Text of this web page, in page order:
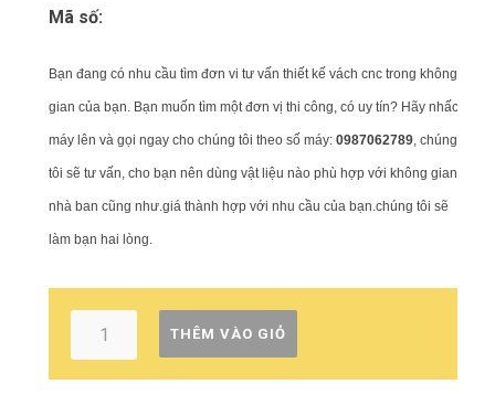
Mã số:
Bạn đang có nhu cầu tìm đơn vi tư vấn thiết kế vách cnc trong không
gian của bạn. Bạn muốn tìm một đơn vị thi công, có uy tín? Hãy nhấc
máy lên và gọi ngay cho chúng tôi theo số máy: 0987062789, chúng
tôi sẽ tư vấn, cho bạn nên dùng vật liệu nào phù hợp với không gian
nhà ban cũng như.giá thành hợp với nhu cầu của bạn.chúng tôi sẽ
làm bạn hai lòng.
THÊM VÀO GIỎ